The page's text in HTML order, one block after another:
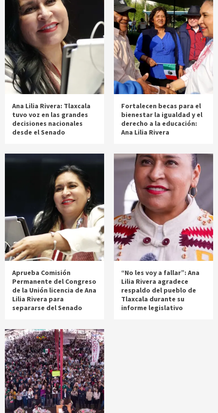
Ana Lilia Rivera: Tlaxcala
tuvo voz en las grandes
decisiones nacionales
desde el Senado
Fortalecen becas para el
bienestar la igualdad y el
derecho a la educación:
Ana Lilia Rivera
Aprueba Comisión
Permanente del Congreso
de la Unión licencia de Ana
Lilia Rivera para
separarse del Senado
“No les voy a fallar”: Ana
Lilia Rivera agradece
respaldo del pueblo de
Tlaxcala durante su
informe legislativo